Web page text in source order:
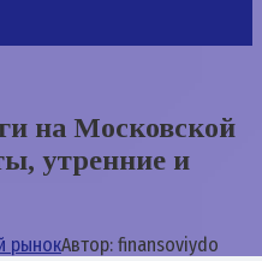
на Московской
утренние и
рынокАвтор: finansoviydo